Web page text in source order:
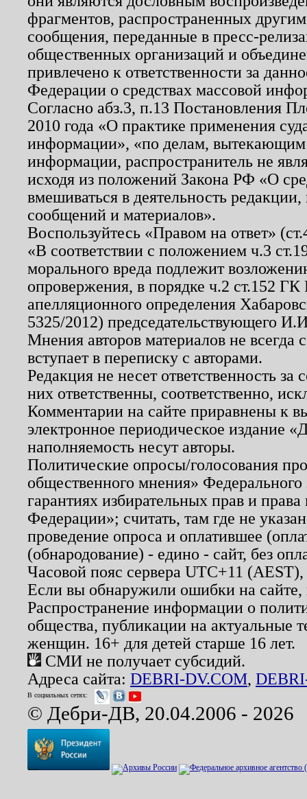
фрагментов, распространенных
сообщения, переданные в пресс-
общественных организаций и
привлечено к ответственности за
Федерации о средствах массовой
Согласно абз.3, п.13 Постановления
2010 года «О практике применения
информации», «по делам, вытекающим
информации, распространитель не
исходя из положений Закона РФ «О
вмешиваться в деятельность
сообщений и материалов».
Воспользуйтесь «Правом на ответ»
«В соответствии с положением ч.3
морального вреда подлежит
опровержения, в порядке ч.2 ст.152
апелляционного определения
5325/2012) председательствующего
Мнения авторов материалов не
вступает в переписку с авторами.
Редакция не несет ответственность
них ответственны, соответственно,
Комментарии на сайте приравнены к
электронное периодическое издание
наполняемость несут авторы.
Политические опросы/голосования
общественного мнения»
гарантиях избирательных прав и
Федерации»; считать, там где не
проведение опроса и оплатившее
(обнародование) - едино - сайт, без
Часовой пояс сервера UTC+11
Если вы обнаружили ошибки на
Распространение информации о
общества, публикации на актуальные
женщин. 16+ для детей старше 16 лет.
СМИ не получает субсидий.
Адреса сайта: DEBRI-DV.COM,
В социальных сетях:
© Дебри-ДВ, 20.04.2006 - 2026